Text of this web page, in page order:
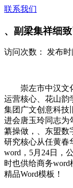
联系我们
、副梁集祥细
访问次数： 发布时
崇左市中汉文化
运营核心、花山韵
集团广文创意科技
进会唐玉玲同志为
纂操做，、东盟数
研究核心从任黄春
word，5月24日，
时也供给商务
精品Word模板！